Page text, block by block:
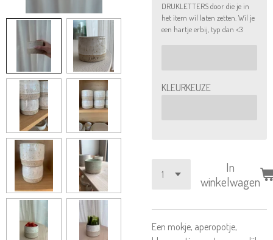
DRUKLETTERS door die je in
het item wil laten zetten. Wil je
een hartje erbij, typ dan <3
KLEURKEUZE
In
winkelwagen
Een mokje, aperopotje,